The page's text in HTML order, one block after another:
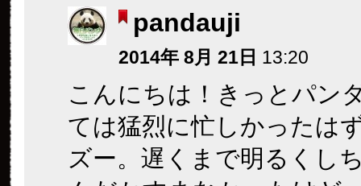
pandauji
2014年 8月 21日 13:20
こんにちは！きっとパン
ては猛烈に忙しかったは
ズー。遅くまで明るくし